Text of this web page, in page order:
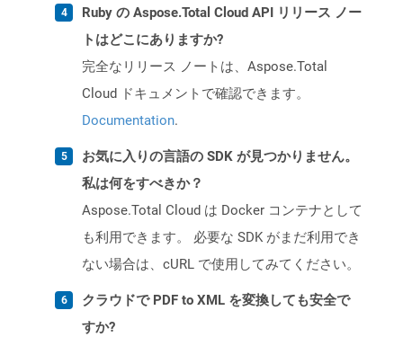
Ruby の Aspose.Total Cloud API リリース ノー
トはどこにありますか?
完全なリリース ノートは、Aspose.Total
Cloud ドキュメントで確認できます。
Documentation.
お気に入りの言語の SDK が見つかりません。
私は何をすべきか？
Aspose.Total Cloud は Docker コンテナとして
も利用できます。 必要な SDK がまだ利用でき
ない場合は、cURL で使用してみてください。
クラウドで PDF to XML を変換しても安全で
すか?